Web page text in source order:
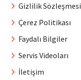
Gizlilik Sözleşmesi
Çerez Politikası
Faydalı Bilgiler
Servis Videoları
İletişim